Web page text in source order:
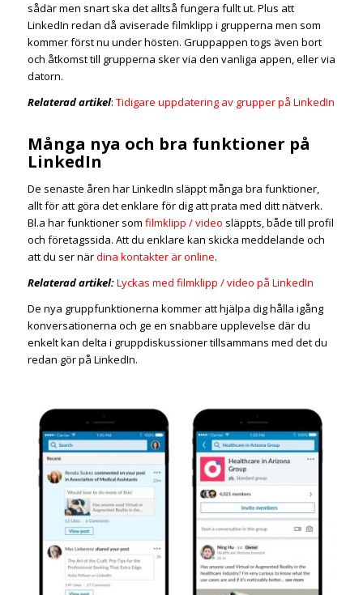
sådär men snart ska det alltså fungera fullt ut. Plus att
LinkedIn redan då aviserade filmklipp i grupperna men som
kommer först nu under hösten. Gruppappen togs även bort
och åtkomst till grupperna sker via den vanliga appen, eller via
datorn.
Relaterad artikel: Tidigare uppdatering av grupper på LinkedIn
Många nya och bra funktioner på
LinkedIn
De senaste åren har LinkedIn släppt många bra funktioner,
allt för att göra det enklare för dig att prata med ditt nätverk.
Bl.a har funktioner som filmklipp / video släppts, både till profil
och företagssida. Att du enklare kan skicka meddelande och
att du ser närdina kontakter är online.
Relaterad artikel:Lyckas med filmklipp / video på LinkedIn
De nya gruppfunktionerna kommer att hjälpa dig hålla igång
konversationerna och ge en snabbare upplevelse där du
enkelt kan delta i gruppdiskussioner tillsammans med det du
redan gör på LinkedIn.